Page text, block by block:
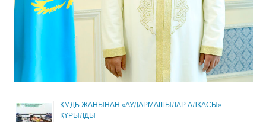
ҚМДБ ЖАНЫНАН «АУДАРМАШЫЛАР АЛҚАСЫ»
ҚҰРЫЛДЫ